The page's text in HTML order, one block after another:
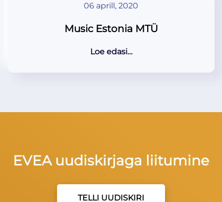
06 aprill, 2020
Music Estonia MTÜ
Loe edasi…
EVEA uudiskirjaga liitumine
TELLI UUDISKIRI